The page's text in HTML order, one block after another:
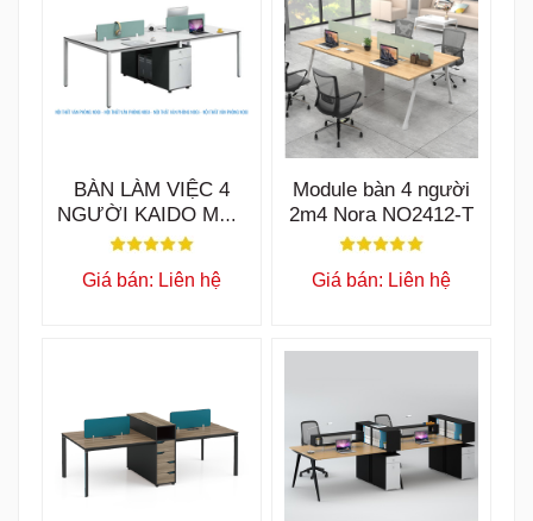
BÀN LÀM VIỆC 4
NGƯỜI KAIDO MẪU
A BLV35
Giá bán: Liên hệ
Module bàn 4 người
2m4 Nora NO2412-T
Giá bán: Liên hệ